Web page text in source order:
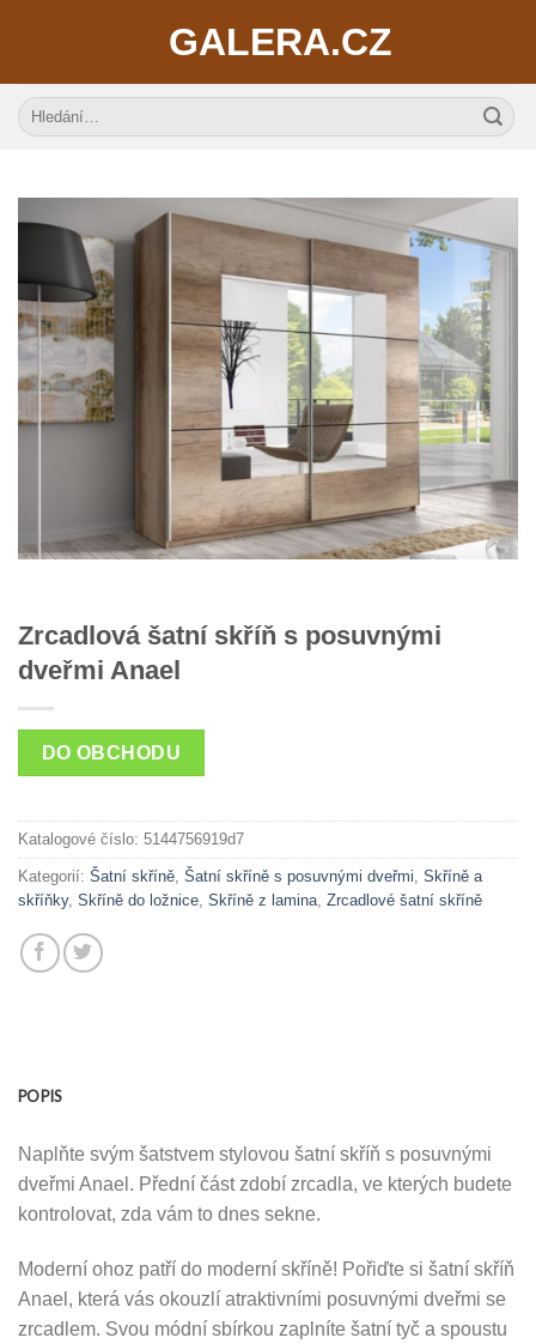
GALERA.CZ
Hledat:
Zrcadlová šatní skříň s posuvnými
dveřmi Anael
DO OBCHODU
Katalogové číslo: 5144756919d7
Kategorií: Šatní skříně Šatní skříně s posuvnými dveřmi Skříně a
skříňky, Skříně do ložnice Skříně z lamina Zrcadlové šatní skříně
POPIS
Naplňte svým šatstvem stylovou šatní skříň s posuvnými
dveřmi Anael. Přední část zdobí zrcadla, ve kterých budete
kontrolovat, zda vám to dnes sekne.
Moderní ohoz patří do moderní skříně! Pořiďte si šatní skříň
Anael, která vás okouzlí atraktivními posuvnými dveřmi se
zrcadlem. Svou módní sbírkou zaplníte šatní tyč a spoustu